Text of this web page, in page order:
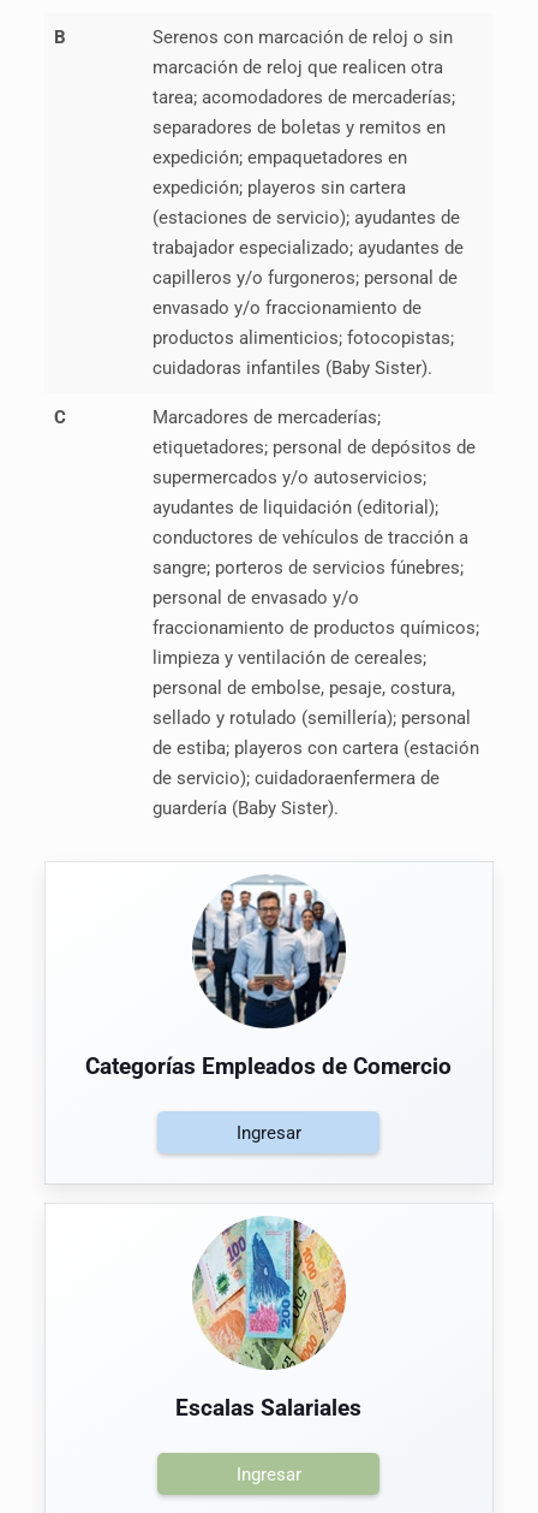
B
Serenos con marcación de reloj o sin
marcación de reloj que realicen otra
tarea; acomodadores de mercaderías;
separadores de boletas y remitos en
expedición; empaquetadores en
expedición; playeros sin cartera
(estaciones de servicio); ayudantes de
trabajador especializado; ayudantes de
capilleros y/o furgoneros; personal de
envasado y/o fraccionamiento de
productos alimenticios; fotocopistas;
cuidadoras infantiles (Baby Sister).
C
Marcadores de mercaderías;
etiquetadores; personal de depósitos de
supermercados y/o autoservicios;
ayudantes de liquidación (editorial);
conductores de vehículos de tracción a
sangre; porteros de servicios fúnebres;
personal de envasado y/o
fraccionamiento de productos químicos;
limpieza y ventilación de cereales;
personal de embolse, pesaje, costura,
sellado y rotulado (semillería); personal
de estiba; playeros con cartera (estación
de servicio); cuidadoraenfermera de
guardería (Baby Sister).
Categorías Empleados de Comercio
Ingresar
Escalas Salariales
Ingresar